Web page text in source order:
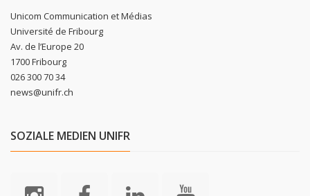
Unicom Communication et Médias
Université de Fribourg
Av. de l’Europe 20
1700 Fribourg
026 300 70 34
news@unifr.ch
SOZIALE MEDIEN UNIFR